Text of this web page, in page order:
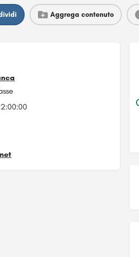
Aggrega contenuto